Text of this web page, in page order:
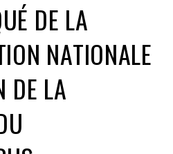
DE LA
NATIONALE
DE LA